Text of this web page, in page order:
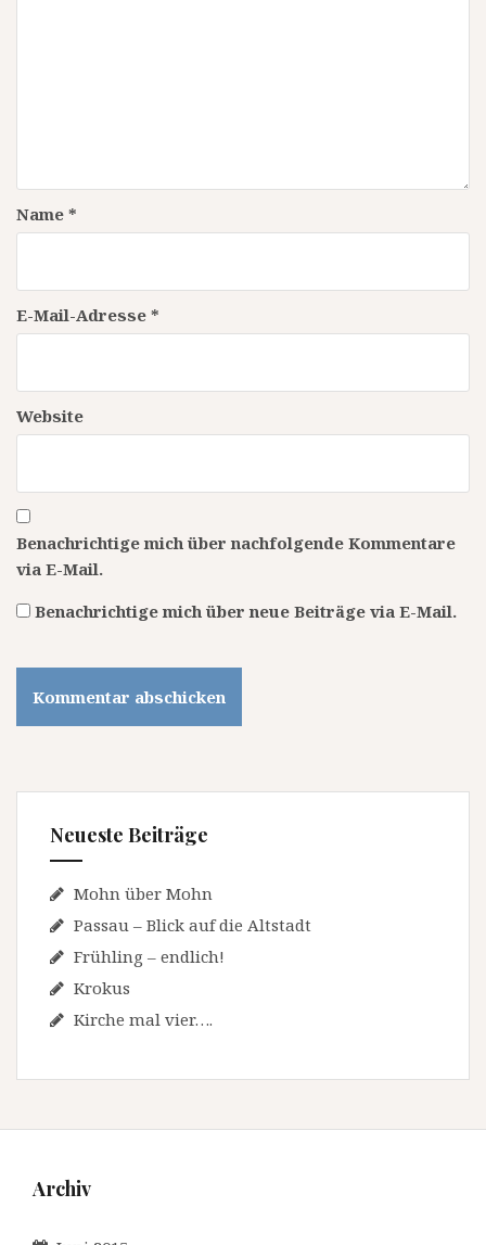
Name *
E-Mail-Adresse *
Website
Benachrichtige mich über nachfolgende Kommentare
via E-Mail.
Benachrichtige mich über neue Beiträge via E-Mail.
Neueste Beiträge
Mohn über Mohn
Passau – Blick auf die Altstadt
Frühling – endlich!
Krokus
Kirche mal vier….
Archiv